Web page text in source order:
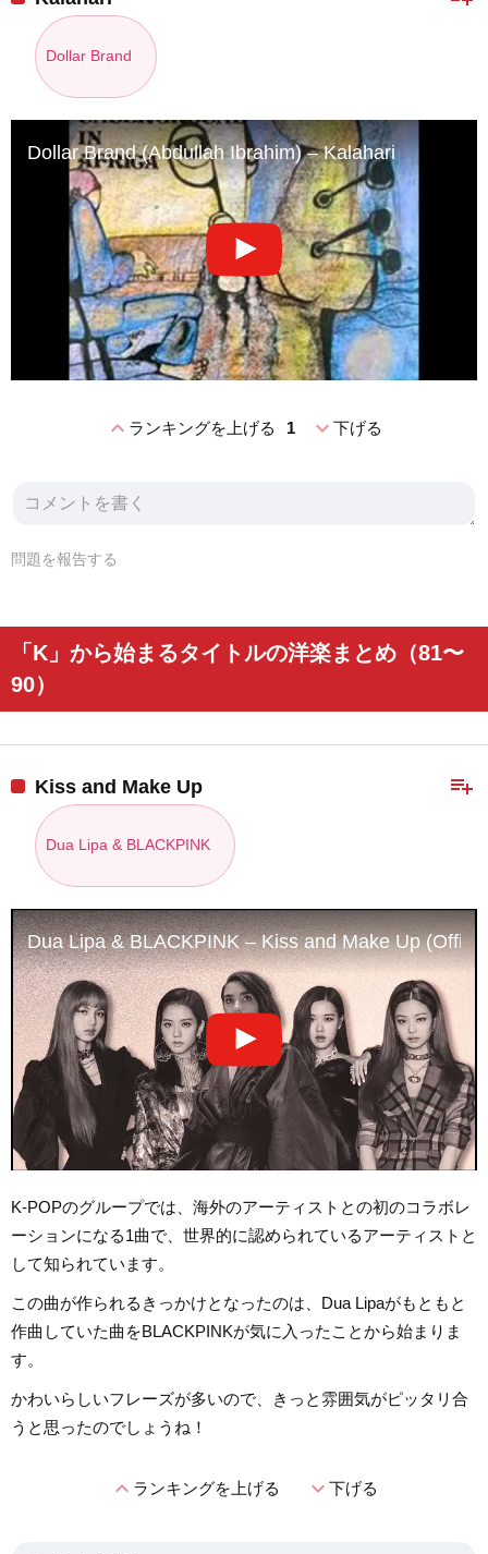
Dollar Brand
Dollar Brand (Abdullah Ibrahim) – Kalahari
expand_lessランキングを上げる 1 expand_more下げる
問題を報告する
「K」から始まるタイトルの洋楽まとめ（81〜
90）
playlist_add
Kiss and Make Up
Dua Lipa & BLACKPINK
Dua Lipa & BLACKPINK – Kiss and Make Up
K-POPのグループでは、海外のアーティストとの初のコラボレ
ーションになる1曲で、世界的に認められているアーティストと
して知られています。
この曲が作られるきっかけとなったのは、Dua Lipaがもともと
作曲していた曲をBLACKPINKが気に入ったことから始まりま
す。
かわいらしいフレーズが多いので、きっと雰囲気がピッタリ合
うと思ったのでしょうね！
expand_lessランキングを上げる expand_more下げる